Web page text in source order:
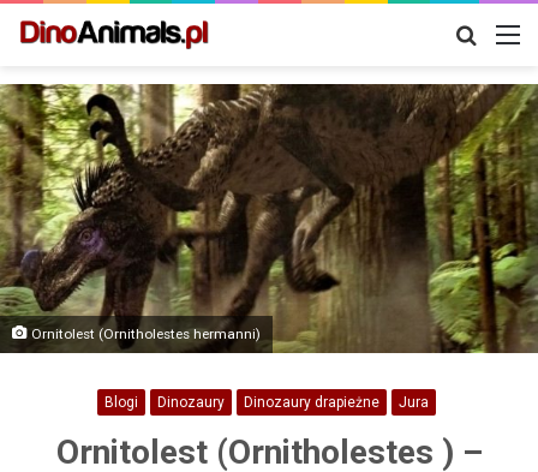
Szukaj
Ornitolest (Ornitholestes hermanni)
Blogi Dinozaury Dinozaury drapieżne Jura
Ornitolest (Ornitholestes ) –